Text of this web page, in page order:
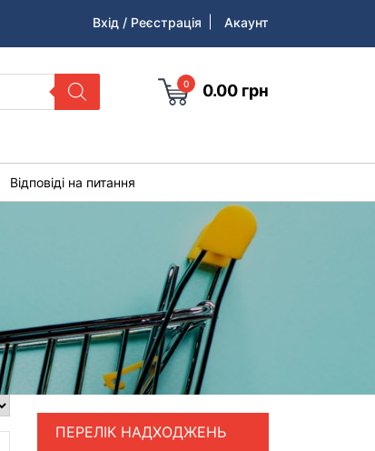
Вхід / Реєстрація Акаунт
0 0.00 грн
Відповіді на питання
ПЕРЕЛІК НАДХОДЖЕНЬ